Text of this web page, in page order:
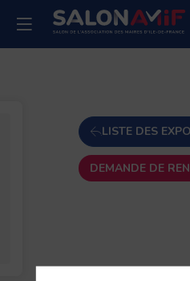
LISTE DES
DEMANDE DE